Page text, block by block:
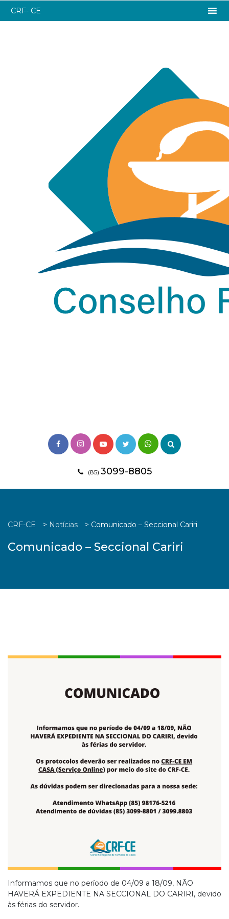
(85) 3099-8805
CRF- CE
CRF-CE > Notícias > Comunicado – Seccional Cariri
Comunicado – Seccional Cariri
Informamos que no período de 04/09 a 18/09, NÃO
HAVERÁ EXPEDIENTE NA SECCIONAL DO CARIRI, devido
às férias do servidor.